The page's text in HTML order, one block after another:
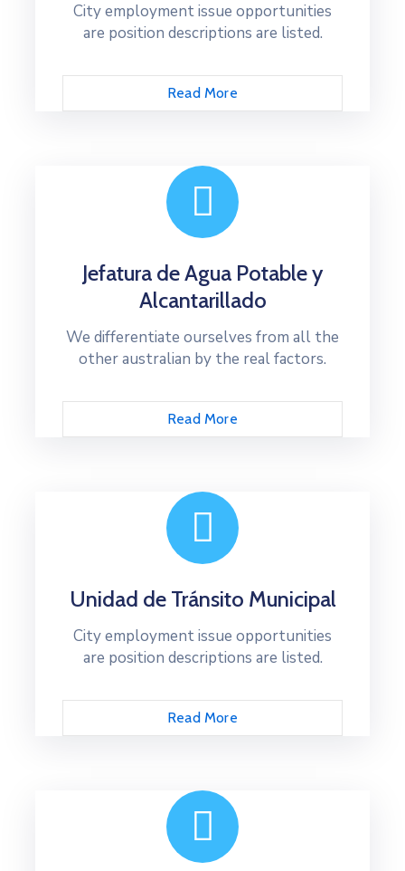
City employment issue opportunities
are position descriptions are listed.
Read More
Jefatura de Agua Potable y
Alcantarillado
We differentiate ourselves from all the
other australian by the real factors.
Read More
Unidad de Tránsito Municipal
City employment issue opportunities
are position descriptions are listed.
Read More